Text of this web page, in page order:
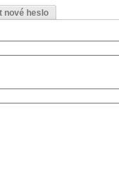
nové heslo